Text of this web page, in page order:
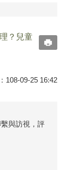
？兒童
108-09-25 16:42
與訪視，評